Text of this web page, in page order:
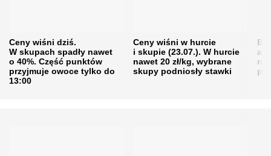
Ceny wiśni dziś.
W skupach spadły nawet
o 40%. Część punktów
przyjmuje owoce tylko do
13:00
Ceny wiśni w hurcie
i skupie (23.07.). W hurcie
nawet 20 zł/kg, wybrane
skupy podniosły stawki